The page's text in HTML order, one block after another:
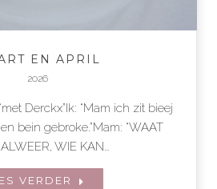
EN APRIL
2026
Derckx”Ik: “Mam ich zit bieej
bein gebroke.”Mam: “WAAT
WIE KAN…
VERDER